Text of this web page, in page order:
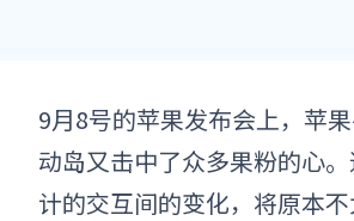
9月8号的苹果发布会上， 苹果
动岛又击中了众多果粉的心
计的交互间的变化，将原本